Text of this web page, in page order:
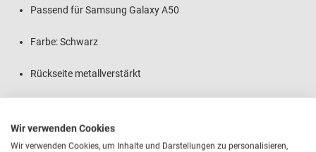
Passend für Samsung Galaxy A50
Farbe: Schwarz
Rückseite metallverstärkt
Wir verwenden Cookies
Wir verwenden Cookies, um Inhalte und Darstellungen zu personalisieren,